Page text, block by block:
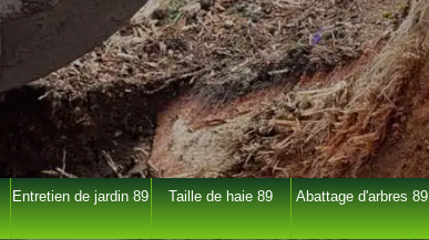
Entretien de jardin 89 Taille de haie 89 Abattage d'arbres 89